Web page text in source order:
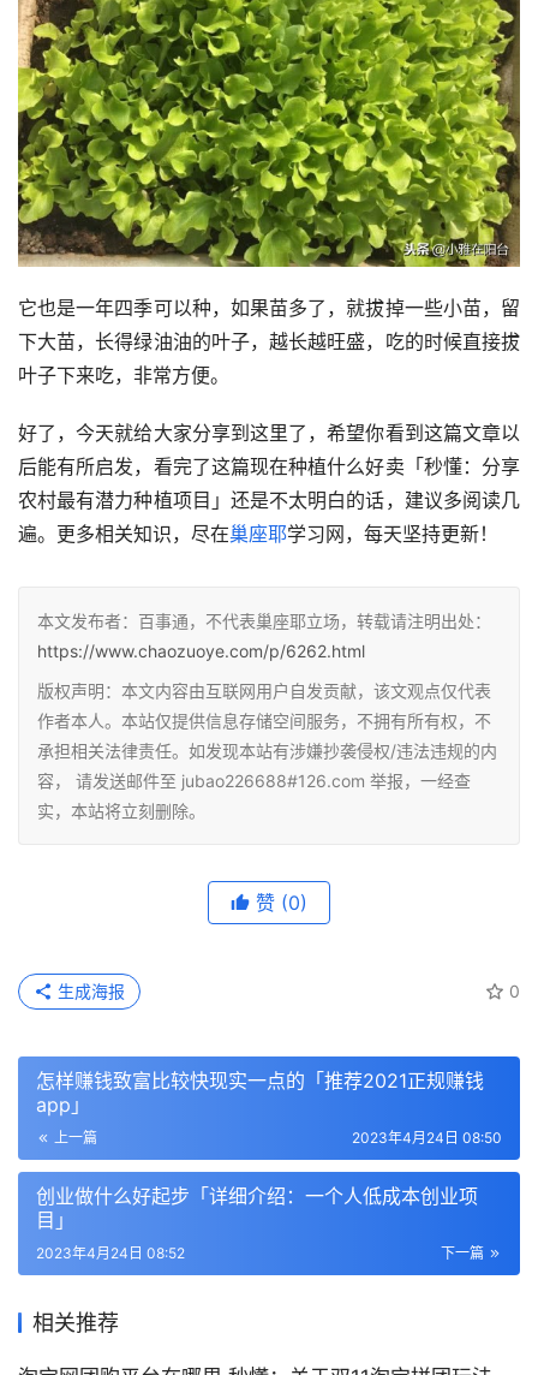
它也是一年四季可以种，如果苗多了，就拔掉一些小苗，留
下大苗，长得绿油油的叶子，越长越旺盛，吃的时候直接拔
叶子下来吃，非常方便。
好了，今天就给大家分享到这里了，希望你看到这篇文章以
后能有所启发，看完了这篇现在种植什么好卖「秒懂：分享
农村最有潜力种植项目」还是不太明白的话，建议多阅读几
遍。更多相关知识，尽在巢座耶学习网，每天坚持更新！
本文发布者：百事通，不代表巢座耶立场，转载请注明出处：
https://www.chaozuoye.com/p/6262.html
版权声明：本文内容由互联网用户自发贡献，该文观点仅代表
作者本人。本站仅提供信息存储空间服务，不拥有所有权，不
承担相关法律责任。如发现本站有涉嫌抄袭侵权/违法违规的内
容， 请发送邮件至 jubao226688#126.com 举报，一经查
实，本站将立刻删除。
赞 (0)
0
生成海报
怎样赚钱致富比较快现实一点的「推荐2021正规赚钱
app」
上一篇 2023年4月24日 08:50
创业做什么好起步「详细介绍：一个人低成本创业项
目」
下一篇
2023年4月24日 08:52
相关推荐